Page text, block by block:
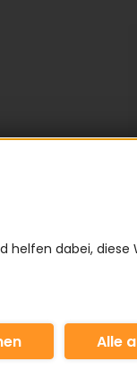
helfen dabei, diese